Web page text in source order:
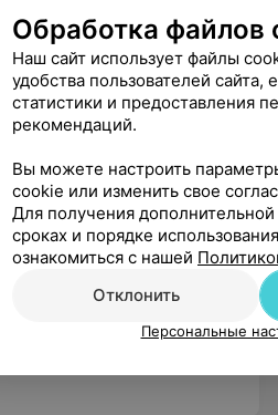
время для приёма - для меня это оказалось просто последней надеждой чтобы справиться с тревогой! Еще
)) мне очень понравилось, особенно специалисты анастезиологи !!!
Обработка файлов
Наш сайт использует файлы
удобства пользователей сайта,
статистики и предоставления
рекомендаций.
Вы можете настроить
cookie или изменить свое
Для получения
сроках и порядке
ознакомиться с нашей
Отклонить
Персональные